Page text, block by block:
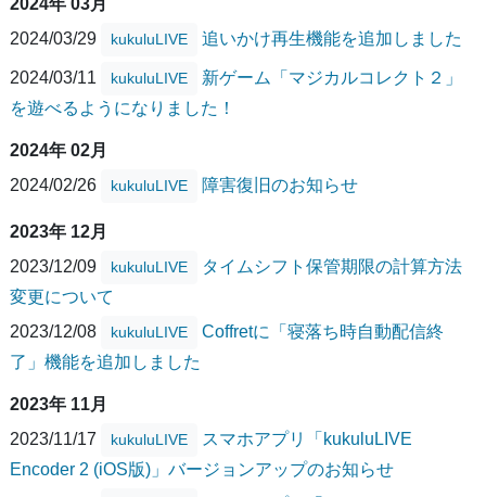
2024年 03月
2024/03/29
kukuluLIVE 追いかけ再生機能を追加しました
2024/03/11 kukuluLIVE
新ゲーム「マジカルコレクト２」
を遊べるようになりました！
2024年 02月
2024/02/26
kukuluLIVE 障害復旧のお知らせ
2023年 12月
2023/12/09
kukuluLIVE
タイムシフト保管期限の計算方法
変更について
2023/12/08
kukuluLIVE
Coffretに「寝落ち時自動配信終
了」機能を追加しました
2023年 11月
2023/11/17
kukuluLIVE
スマホアプリ「kukuluLIVE
Encoder 2 (iOS版)」バージョンアップのお知らせ